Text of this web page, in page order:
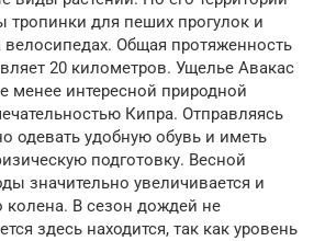
тропинки для пеших прогулок и
велосипедах. Общая протяженность
20 километров. Ущелье Авакас
менее интересной природной
Кипра. Отправляясь
одевать удобную обувь и иметь
подготовку. Весной
значительно увеличивается и
колена. В сезон дождей не
здесь находится, так как уровень